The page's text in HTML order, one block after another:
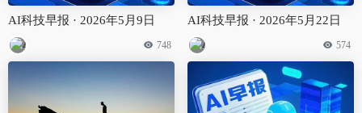
AI科技早报 · 2026年5月9日
748
AI科技早报 · 2026年5月22日
574